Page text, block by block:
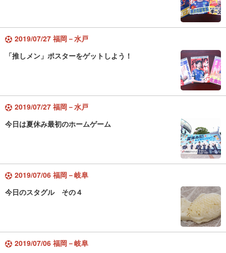
2019/07/27 福岡－水戸
「推しメン」ポスターをゲットしよう！
2019/07/27 福岡－水戸
今日は夏休み最初のホームゲーム
2019/07/06 福岡－岐阜
今日のスタグル その４
2019/07/06 福岡－岐阜